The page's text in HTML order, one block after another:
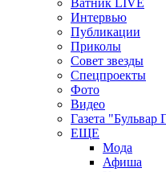
Ватник LIVE
Интервью
Публикации
Приколы
Совет звезды
Спецпроекты
Фото
Видео
Газета "Бульвар
ЕЩЕ
Мода
Афиша